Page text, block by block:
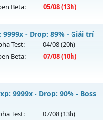
Beta: 05/08(13h)
thưởng lớn, Free Set
chủ
Quân Vươngvào
9999x - Drop: 89% - Giải trí
Test: 04/08(20h)
Beta: 07/08(10h)
chủ
9999x - Drop: 90% - Boss
Test: 07/08(13h)